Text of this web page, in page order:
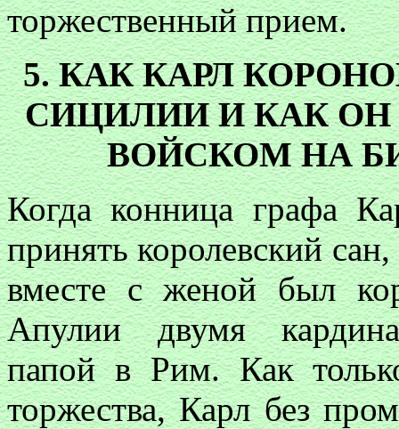
торжественный прием.
5. КАК КАРЛ
СИЦИЛИИ И КАК
ВОЙСКОМ НА
Когда конница графа
принять королевский
вместе с женой был
Апулии двумя
папой в Рим. Как
торжества, Карл без